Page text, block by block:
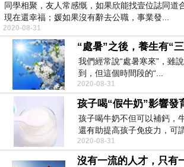
同學相聚，友人常感慨，如果欣能找壹位誌同道
現在還幸福；媛如果沒有辭去公職，事業發...
2020-08-31
我們經常說“處暑寒來”，雖
到，但這個時間段的“...
2020-08-31
孩子喝牛奶不但可以補鈣，
還有助提高孩子免疫力，
過調查...
2020-08-31
沒有一流的人才，只有